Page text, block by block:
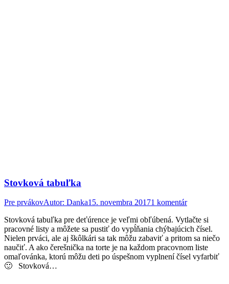
Stovková tabuľka
Pre prvákovAutor: Danka15. novembra 20171 komentár
Stovková tabuľka pre deťúrence je veľmi obľúbená. Vytlačte si
pracovné listy a môžete sa pustiť do vypĺňania chýbajúcich čísel.
Nielen prváci, ale aj škôlkári sa tak môžu zabaviť a pritom sa niečo
naučiť. A ako čerešnička na torte je na každom pracovnom liste
omaľovánka, ktorú môžu deti po úspešnom vyplnení čísel vyfarbiť
🙂 Stovková…